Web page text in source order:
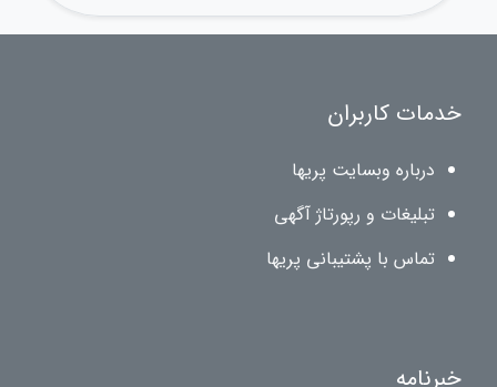
خدمات کاربران
درباره وبسایت پریها
تبلیغات و رپورتاژ آگهی
تماس با پشتیبانی پریها
خبرنامه